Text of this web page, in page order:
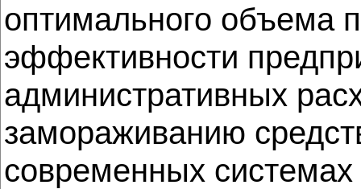
оптимального объема
эффективности
административных
замораживанию
современных